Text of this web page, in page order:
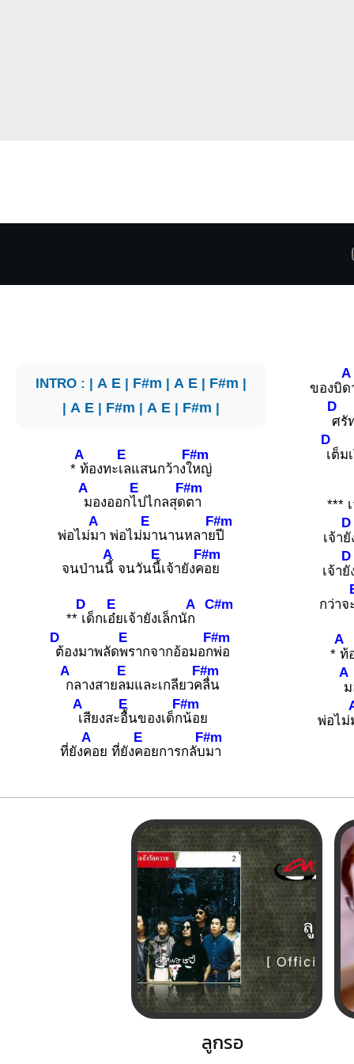
INTRO : | A E| F#m | A E| F#m |
| A E| F#m | A E| F#m |
*
A
ท้องทะ
E
เลแสนกว้างใ
F#m
หญ่
A
มองออก
E
ไปไกลสุด
F#m
ตา
พ่อไม่
A
มา พ่อไม่
E
มานานหลาย
F#m
ปี
จนป่าน
A
นี้ จนวัน
E
นี้เจ้ายังค
F#m
อย
**
D
เด็กเ
E
อ๋ยเจ้ายังเล็กนั
A
ก
C#m
D
ต้องมาพลัด
E
พรากจากอ้อมอก
F#m
พ่อ
A
กลางสาย
E
ลมและเกลียวค
F#m
ลื่น
A
เสียงสะ
E
อื้นของเด็ก
F#m
น้อย
ที่ยัง
A
คอย ที่ยัง
E
คอยการกลับ
F#m
มา
ของบิ
A
ด
D
ศรั
D
เต็ม
***
เจ้า
D
ยั
เจ้า
D
ยั
กว่าจ
*
A
ท้
A
พ่อไม่
ลูกรอ